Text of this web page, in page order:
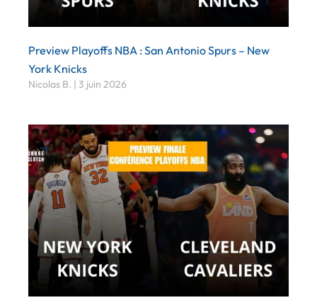
Preview Playoffs NBA : San Antonio Spurs – New
York Knicks
Nicolas B. 3 juin 2026